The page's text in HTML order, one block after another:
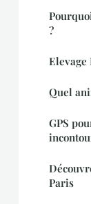
?
Elevage
Quel
GPS
Paris